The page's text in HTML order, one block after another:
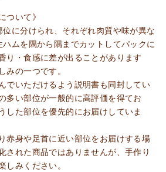
ついて》
に分けられ、それぞれ肉質や味が異な
ムを隅から隅までカットしてパックに
り・食感に差が出ることがあります
みの一つです。
でいただけるよう説明書も同封してい
多い部位が一般的に高評価を得てお
した部位を優先的にお届けしていま
赤身や足首に近い部位をお届けする場
された商品ではありませんが、手作り
しみください。